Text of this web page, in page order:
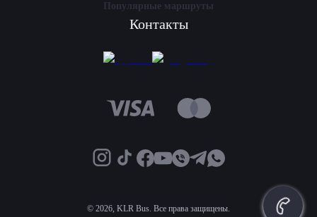
Популярные маршруты
Контакты
© 2026, KLR Bus. Все права защищены.